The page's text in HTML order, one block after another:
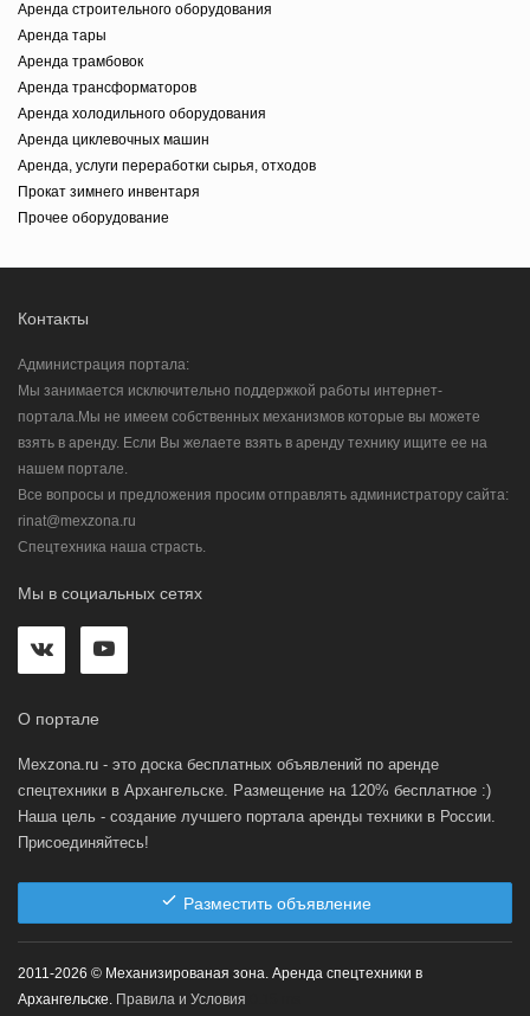
Аренда строительного оборудования
Аренда тары
Аренда трамбовок
Аренда трансформаторов
Аренда холодильного оборудования
Аренда циклевочных машин
Аренда, услуги переработки сырья, отходов
Прокат зимнего инвентаря
Прочее оборудование
Контакты
Администрация портала:
Мы занимается исключительно поддержкой работы интернет-
портала.Мы не имеем собственных механизмов которые вы можете
взять в аренду. Если Вы желаете взять в аренду технику ищите ее на
нашем портале.
Все вопросы и предложения просим отправлять администратору сайта:
rinat@mexzona.ru
Спецтехника наша страсть.
Мы в социальных сетях
О портале
Mexzona.ru - это доска бесплатных объявлений по аренде
спецтехники в Архангельске. Размещение на 120% бесплатное :)
Наша цель - создание лучшего портала аренды техники в России.
Присоединяйтесь!
Разместить объявление
2011-2026 © Механизированая зона. Аренда спецтехники в
Архангельске. Правила и Условия